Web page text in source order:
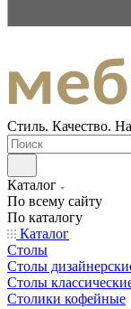
Стиль. Качество.
Каталог
По всему сайту
По каталогу
Каталог
Столы
Столы
Столы
Столики кофейные